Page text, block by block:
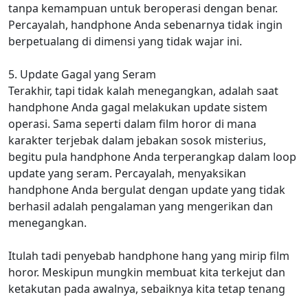
tanpa kemampuan untuk beroperasi dengan benar.
Percayalah, handphone Anda sebenarnya tidak ingin
berpetualang di dimensi yang tidak wajar ini.
5. Update Gagal yang Seram
Terakhir, tapi tidak kalah menegangkan, adalah saat
handphone Anda gagal melakukan update sistem
operasi. Sama seperti dalam film horor di mana
karakter terjebak dalam jebakan sosok misterius,
begitu pula handphone Anda terperangkap dalam loop
update yang seram. Percayalah, menyaksikan
handphone Anda bergulat dengan update yang tidak
berhasil adalah pengalaman yang mengerikan dan
menegangkan.
Itulah tadi penyebab handphone hang yang mirip film
horor. Meskipun mungkin membuat kita terkejut dan
ketakutan pada awalnya, sebaiknya kita tetap tenang